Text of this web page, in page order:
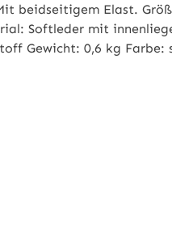
beidseitigem Elast.
Softleder mit
Gewicht: 0,6 kg Farbe: